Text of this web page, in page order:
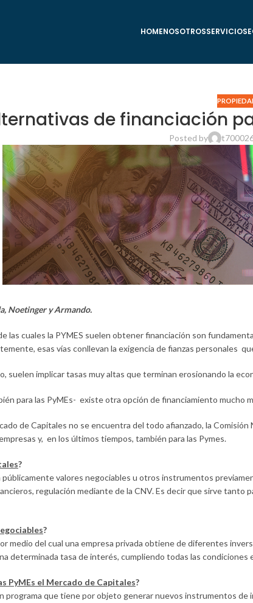
HOMENOSOTROSSERVICIOS
de financiación
Posted by
Noetinger y Armando.
las cuales la PYMES suelen obtener financiación son
esas vías conllevan la exigencia de fianzas personales
suelen implicar tasas muy altas que terminan erosionando la
para las PyMEs- existe otra opción de financiamiento
de Capitales no se encuentra del todo afianzado, la
y, en los últimos tiempos, también para las Pymes.
?
valores negociables u otros instrumentos
regulación mediante de la CNV. Es decir que sirve tanto
?
medio del cual una empresa privada obtiene de diferentes
determinada tasa de interés, cumpliendo todas las
PyMEs el Mercado de Capitales?
programa que tiene por objeto generar nuevos instrumentos